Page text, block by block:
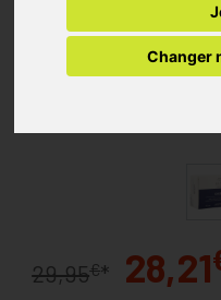
Changer
29,95€* 28,21